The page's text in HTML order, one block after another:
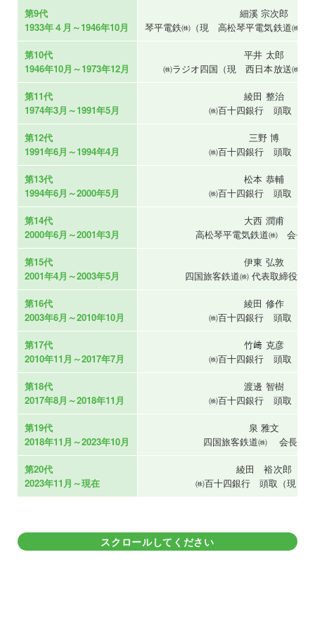
第9代
1933年４月～1946年10月
細溪 宗次郎
琴平電鉄㈱（現 高松琴平電気鉄道㈱
第10代
1946年10月～1973年12月
平井 太郎
㈱ラジオ四国（現 西日本放送㈱
第11代
1974年3月～1991年5月
綾田 整治
㈱百十四銀行 頭取 ほ
第12代
1991年6月～1994年4月
三野 博
㈱百十四銀行 頭取 ほ
第13代
1994年6月～2000年5月
松本 恭輔
㈱百十四銀行 頭取 ほ
第14代
2000年6月～2001年3月
大西 潤甫
高松琴平電気鉄道㈱ 会長
第15代
2001年4月～2003年5月
伊東 弘敦
四国旅客鉄道㈱ 代表取締役社
第16代
2003年6月～2010年10月
綾田 修作
㈱百十四銀行 頭取 ほ
第17代
2010年11月～2017年7月
竹﨑 克彦
㈱百十四銀行 頭取 ほ
第18代
2017年8月～2018年11月
渡邊 智樹
㈱百十四銀行 頭取 ほ
第19代
2018年11月～2023年10月
泉 雅文
四国旅客鉄道㈱ 会長
第20代
2023年11月～現在
綾田 裕次郎
㈱百十四銀行 頭取（現
スクロールしてください